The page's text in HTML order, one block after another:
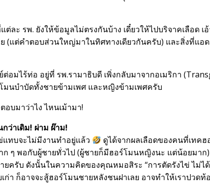
ต่ละ รพ. ยังให้ข้อมูลไม่ตรงกันบ้าง เดี๋ยวให้ไปบริจาคเลือด เ
(แต่คำตอบส่วนใหญ่มาในทิศทางเดียวกันครับ) และสิ่งที่แอด
อมไร้ท่อ อยู่ที่ รพ.รามาธิบดี เพิ่งกลับมาจากอเมริกา
มนบำบัดทั้งชายข้ามเพศ และหญิงข้ามเพศครับ
บมาว่าไง ไหนเม้ามา!
ว่าเดิม! ผ่าม ผ๊าม!
แทบจะไม่มีงานทำอยู่แล้ว
ดูได้จากผลเลือดของคนที่เทค
ๆ พอกับผู้ชายทั่วไป (ผู้ชายก็มีฮอร์โมนหญิงนะ แต่น้อยมาก)
ครับ ดังนั้นในความคิดของคุณหมอสิระ “การตัดรังไข่ ไม่ไ
ก่า ก็อาจจะสู้ฮอร์โมนชายหลังชนฝาเลย อาจทำให้เราปวด